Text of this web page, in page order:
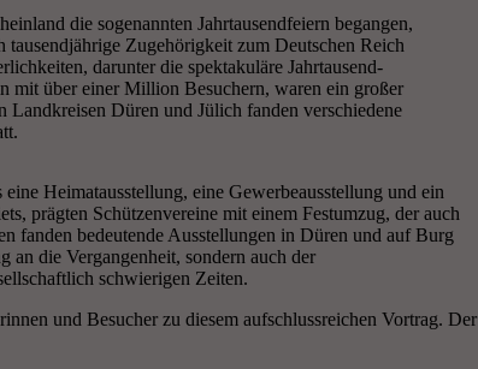
die sogenannten Jahrtausendfeiern begangen,
tausendjährige Zugehörigkeit zum Deutschen Reich
darunter die spektakuläre Jahrtausend-
mit über einer Million Besuchern, waren ein großer
Landkreisen Düren und Jülich fanden verschiedene
Heimatausstellung, eine Gewerbeausstellung und ein
prägten Schützenvereine mit einem Festumzug, der auch
fanden bedeutende Ausstellungen in Düren und auf Burg
an die Vergangenheit, sondern auch der
schwierigen Zeiten.
und Besucher zu diesem aufschlussreichen Vortrag. Der